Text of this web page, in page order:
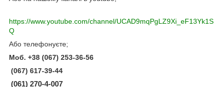
https://www.youtube.com/channel/UCAD9mqPgLZ9Xi_eF13Yk1S
Q
Або телефонуєте;
Моб. +38 (067) 253-36-56
(067) 617-39-44
(061) 270-4-007